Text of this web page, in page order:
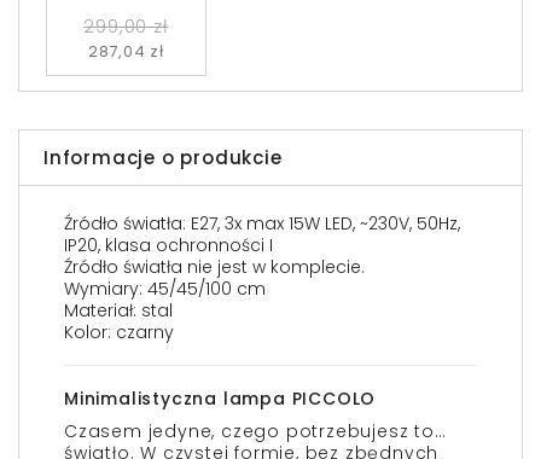
299,00 zł
287,04 zł
Informacje o produkcie
Źródło światła: E27, 3x max 15W LED, ~230V, 50Hz,
IP20, klasa ochronności I
Źródło światła nie jest w komplecie.
Wymiary: 45/45/100 cm
Materiał: stal
Kolor: czarny
Minimalistyczna lampa PICCOLO
Czasem jedyne, czego potrzebujesz to…
światło. W czystej formie, bez zbędnych